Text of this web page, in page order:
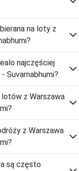
na loty z
najczęściej
Suvarnabhumi?
z Warszawa
z Warszawa
są często